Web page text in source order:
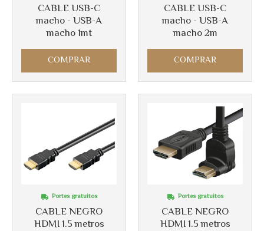
CABLE USB-C
macho - USB-A
macho 1mt
COMPRAR
CABLE USB-C
macho - USB-A
macho 2m
COMPRAR
CABLE NEGRO
HDMI 1.5 metros
Portes gratuitos
CABLE NEGRO
HDMI 1.5 metros
Portes gratuitos